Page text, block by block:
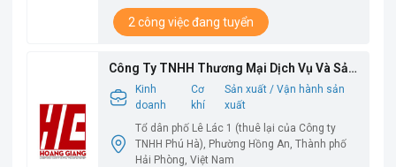
2 công việc đang tuyển
Công Ty TNHH Thương Mại Dịch Vụ Và Sản
Xuất Hoàng Giang
Kinh
doanh
Cơ
khí
Sản xuất / Vận hành sản
xuất
Tổ dân phố Lê Lác 1 (thuê lại của Công ty
TNHH Phú Hà), Phường Hồng An, Thành phố
Hải Phòng, Việt Nam